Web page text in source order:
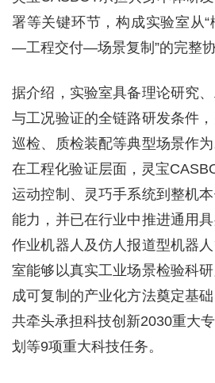
署等关键环节，构成实验室从
—工程交付—场景复制”的完整协
据介绍，实验室具备理论研究
与工况验证的全链路研发条件
巡检、质检装配等典型场景作为
在工程化验证层面，灵宝
运动控制、灵巧手系统到整机
能力，并已在行业中推进通用
作业机器人及仿人报道型机器
室能够以真实工业场景检验科
成可复制的产业化方法奠定基
共牵头承担科技创新2030重大
划等9项重大科技任务。